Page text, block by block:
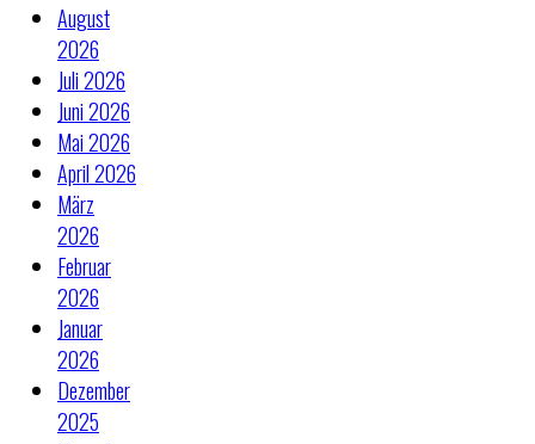
August
2026
Juli 2026
Juni 2026
Mai 2026
April 2026
März
2026
Februar
2026
Januar
2026
Dezember
2025